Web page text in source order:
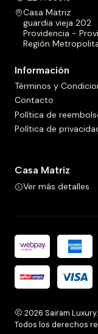
Casa Matriz
guardia vieja 202
Providencia -
Región
Información
Términos y
Contacto
Política de
Política de
Casa Matriz
Ver más detalles
2026 Sairam Luxury.
Todos los derechos